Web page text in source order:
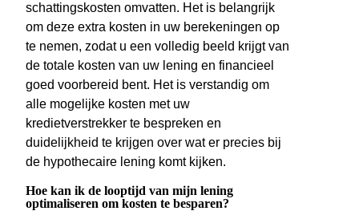
schattingskosten omvatten. Het is belangrijk
om deze extra kosten in uw berekeningen op
te nemen, zodat u een volledig beeld krijgt van
de totale kosten van uw lening en financieel
goed voorbereid bent. Het is verstandig om
alle mogelijke kosten met uw
kredietverstrekker te bespreken en
duidelijkheid te krijgen over wat er precies bij
de hypothecaire lening komt kijken.
Hoe kan ik de looptijd van mijn lening
optimaliseren om kosten te besparen?